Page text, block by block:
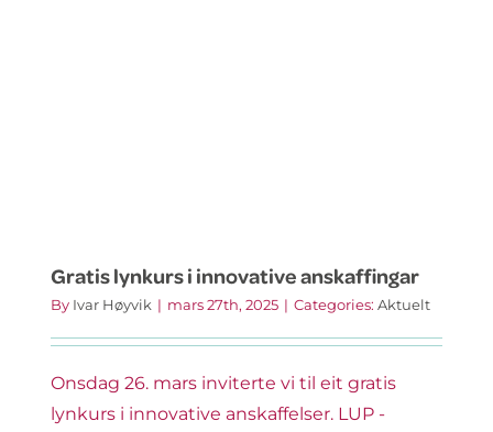
Gratis lynkurs i innovative anskaffingar
By Ivar Høyvik | mars 27th, 2025 | Categories: Aktuelt
Onsdag 26. mars inviterte vi til eit gratis
lynkurs i innovative anskaffelser. LUP -